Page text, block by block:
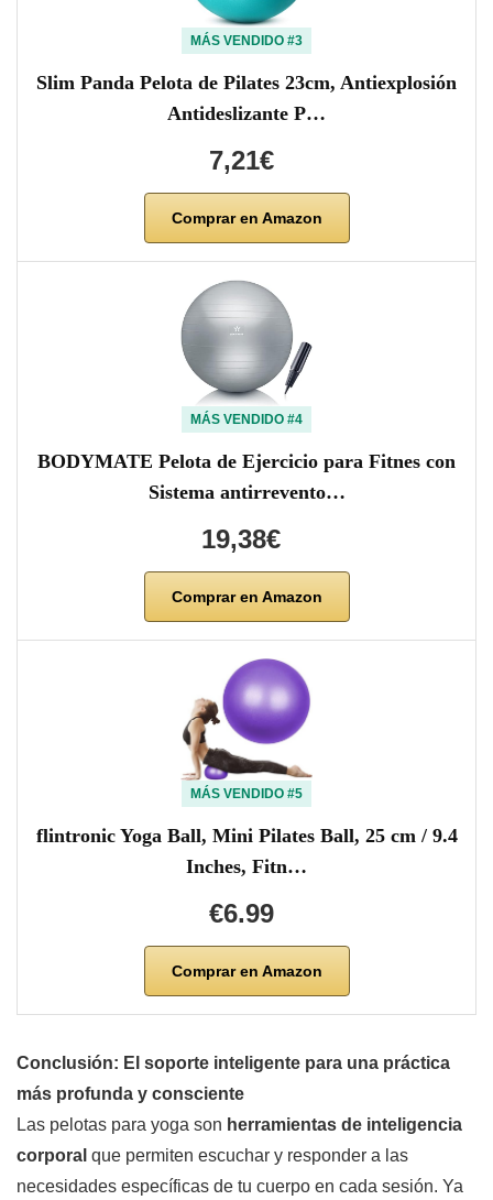
MÁS VENDIDO #3
Slim Panda Pelota de Pilates 23cm, Antiexplosión
Antideslizante P…
7,21€
Comprar en Amazon
MÁS VENDIDO #4
BODYMATE Pelota de Ejercicio para Fitnes con
Sistema antirrevento…
19,38€
Comprar en Amazon
MÁS VENDIDO #5
flintronic Yoga Ball, Mini Pilates Ball, 25 cm / 9.4
Inches, Fitn…
€6.99
Comprar en Amazon
Conclusión: El soporte inteligente para una práctica
más profunda y consciente
Las pelotas para yoga son herramientas de inteligencia
corporal que permiten escuchar y responder a las
necesidades específicas de tu cuerpo en cada sesión. Ya